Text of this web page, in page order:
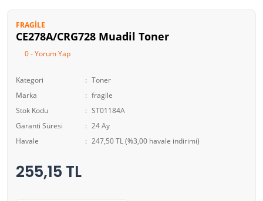
FRAGILE
CE278A/CRG728 Muadil Toner
0 - Yorum Yap
Kategori
Toner
Marka
fragile
Stok Kodu
ST01184A
Garanti Süresi
24 Ay
Havale
247,50 TL (%3,00 havale indirimi)
255,15 TL